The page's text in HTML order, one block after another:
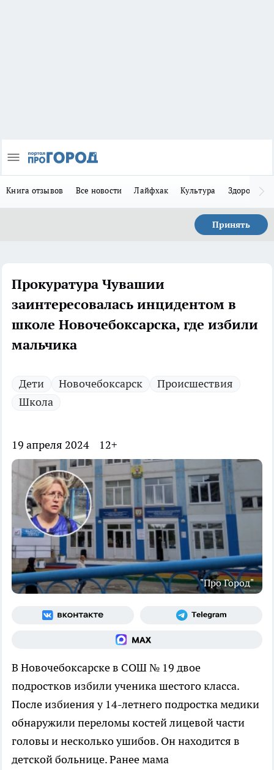
Книга отзывов Все новости Лайфхак Культура Здоровье
Принять
Прокуратура Чувашии
заинтересовалась инцидентом в
школе Новочебоксарска, где избили
мальчика
Дети Новочебоксарск
Происшествия
Школа
19 апреля 2024 12+
"Про Город"
В Новочебоксарске в СОШ № 19 двое
подростков избили ученика шестого класса.
После избиения у 14-летнего подростка медики
обнаружили переломы костей лицевой части
головы и несколько ушибов. Он находится в
детской больнице. Ранее мама